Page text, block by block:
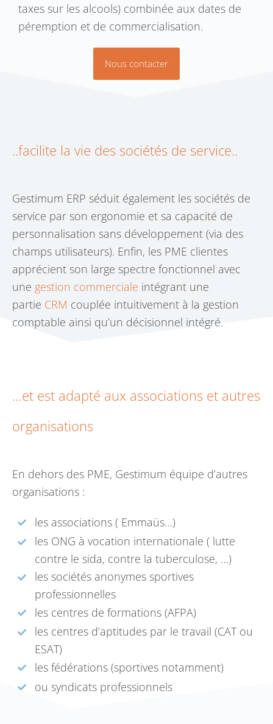
taxes sur les alcools) combinée aux dates de
péremption et de commercialisation.
Nous contacter
..facilite la vie des sociétés de service..
Gestimum ERP séduit également les sociétés de
service par son ergonomie et sa capacité de
personnalisation sans développement (via des
champs utilisateurs). Enfin, les PME clientes
apprécient son large spectre fonctionnel avec
une gestion commerciale intégrant une
partie CRM couplée intuitivement à la gestion
comptable ainsi qu’un décisionnel intégré.
…et est adapté aux associations et autres
organisations
En dehors des PME, Gestimum équipe d’autres
organisations :
les associations ( Emmaüs…)
les ONG à vocation internationale ( lutte
contre le sida, contre la tuberculose, …)
les sociétés anonymes sportives
professionnelles
les centres de formations (AFPA)
les centres d’aptitudes par le travail (CAT ou
ESAT)
les fédérations (sportives notamment)
ou syndicats professionnels